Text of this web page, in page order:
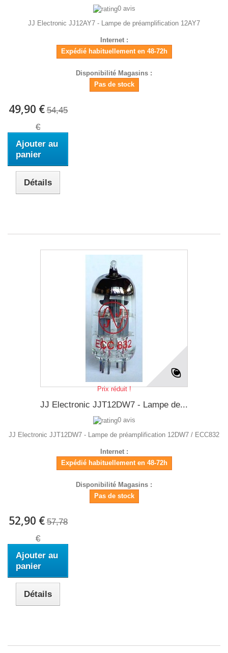
0 avis
JJ Electronic JJ12AY7 - Lampe de préamplification 12AY7
Internet :
Expédié habituellement en 48-72h
Disponibilité Magasins :
Pas de stock
49,90 € 54,45
€
Ajouter au
panier
Détails
Prix réduit !
JJ Electronic JJT12DW7 - Lampe de...
0 avis
JJ Electronic JJT12DW7 - Lampe de préamplification 12DW7 / ECC832
Internet :
Expédié habituellement en 48-72h
Disponibilité Magasins :
Pas de stock
52,90 € 57,78
€
Ajouter au
panier
Détails